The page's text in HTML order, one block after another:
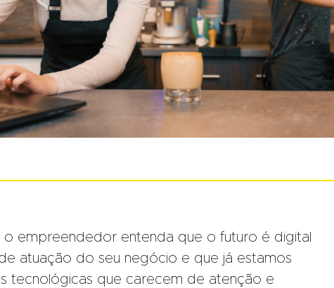
empreendedor entenda que o futuro é digital
atuação do seu negócio e que já estamos
tecnológicas que carecem de atenção e